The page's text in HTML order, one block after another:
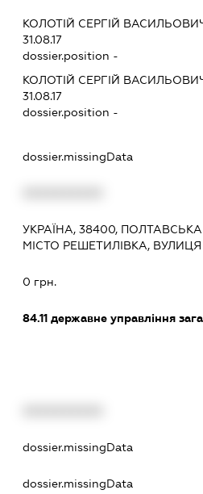
КОЛОТІЙ СЕРГІЙ
31.08.17
dossier.position -
КОЛОТІЙ СЕРГІЙ
31.08.17
dossier.position -
dossier.missingData
УКРАЇНА, 38400,
МІСТО РЕШЕТИЛІВКА,
0 грн.
84.11 державне управління
dossier.missingData
dossier.missingData